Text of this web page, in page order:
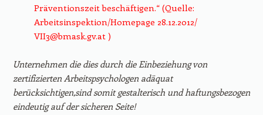
Präventionszeit beschäftigen.“ (Quelle:
Arbeitsinspektion/Homepage 28.12.2012/
VII3@bmask.gv.at)
Unternehmen die dies durch die Einbeziehung von
zertifizierten Arbeitspsychologen adäquat
berücksichtigen,sind somit gestalterisch und haftungsbezogen
eindeutig auf der sicheren Seite!